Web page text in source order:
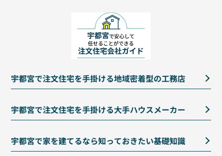
宇都宮で注文住宅を手掛ける地域密着型の工務店
宇都宮で注文住宅を手掛ける大手ハウスメーカー
宇都宮で家を建てるなら知っておきたい基礎知識